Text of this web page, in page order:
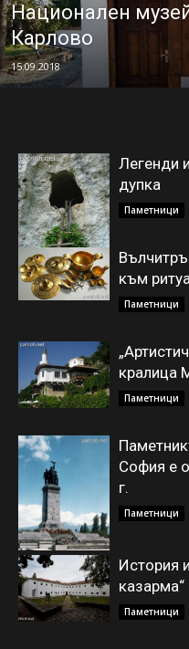
Национален
Карлово
15.09.2018
Легенди
дупка
Паметници
към
Паметници
кралица
Паметници
София е
г.
Паметници
История
Паметници